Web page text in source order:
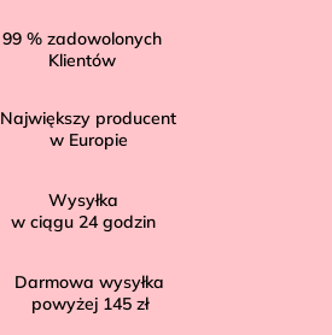
99 % zadowolonych
Klientów
Największy producent
w Europie
Wysyłka
w ciągu 24 godzin
Darmowa wysyłka
powyżej 145 zł